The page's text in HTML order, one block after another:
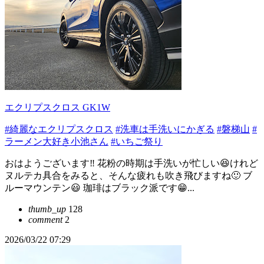
エクリプスクロス GK1W
#綺麗なエクリプスクロス #洗車は手洗いにかぎる #磐梯山 #
ラーメン大好き小池さん #いちご祭り
おはようございます‼️ 花粉の時期は手洗いが忙しい😆けれど
ヌルテカ具合をみると、そんな疲れも吹き飛びますね🙂 ブ
ルーマウンテン😃 珈琲はブラック派です😁...
thumb_up 128
comment2
2026/03/22 07:29